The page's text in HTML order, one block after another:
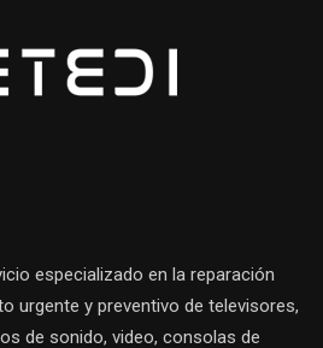
especializado en la reparación
urgente y preventivo de televisores,
de sonido, video, consolas de